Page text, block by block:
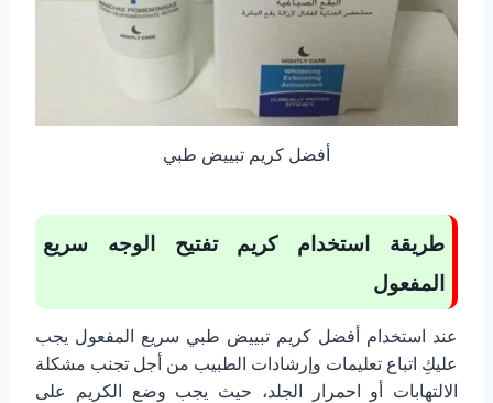
أفضل كريم تبييض طبي
طريقة استخدام كريم تفتيح الوجه سريع
المفعول
عند استخدام أفضل كريم تبييض طبي سريع المفعول يجب
عليكِ اتباع تعليمات وإرشادات الطبيب من أجل تجنب مشكلة
الالتهابات أو احمرار الجلد، حيث يجب وضع الكريم على